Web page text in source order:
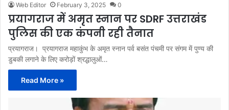
Web Editor February 3, 2025 0
प्रयागराज में अमृत स्नान पर SDRF उत्तराखंड
पुलिस की एक कंपनी रही तैनात
प्रयागराज। प्रयागराज महाकुंभ के अमृत स्नान पर्व बसंत पंचमी पर संगम में पुण्य की
डुबकी लगाने के लिए करोड़ों श्रद्धालुओं…
Read More »